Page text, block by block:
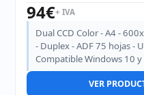
94€+ IVA
Dual CCD Color - A4 -
- Duplex - ADF 75 hojas -
Compatible Windows 10
VER